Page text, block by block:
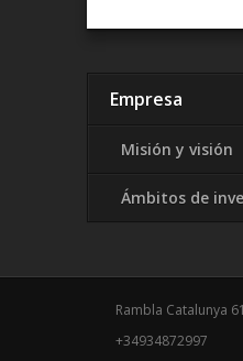
Empresa
Misión y visión
Ámbitos de
Rambla Catalunya
+34934872997